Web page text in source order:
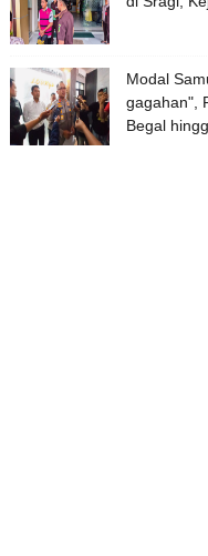
Modal
gagahan",
Begal